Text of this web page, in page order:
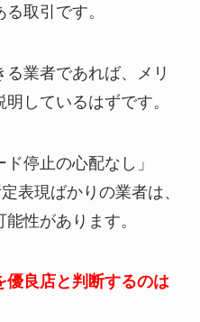
取引です。
業者であれば、メリ
しているはずです。
停止の心配なし」
表現ばかりの業者は、
性があります。
優良店と判断するのは